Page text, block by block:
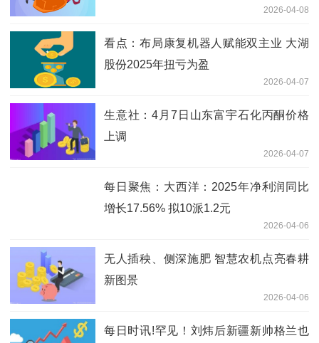
2026-04-08
看点：布局康复机器人赋能双主业 大湖
股份2025年扭亏为盈
2026-04-07
生意社：4月7日山东富宇石化丙酮价格
上调
2026-04-07
每日聚焦：大西洋：2025年净利润同比
增长17.56% 拟10派1.2元
2026-04-06
无人插秧、侧深施肥 智慧农机点亮春耕
新图景
2026-04-06
每日时讯!罕见！刘炜后新疆新帅格兰也